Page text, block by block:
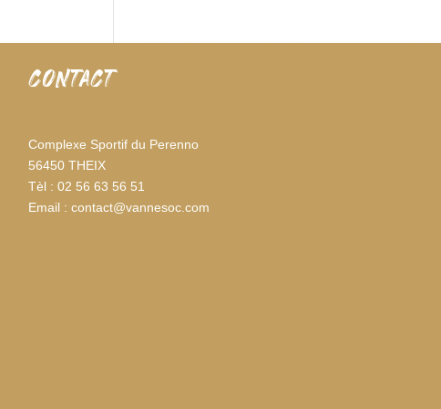
CONTACT
Complexe Sportif du Perenno
56450 THEIX
Tèl : 02 56 63 56 51
Email : contact@vannesoc.com